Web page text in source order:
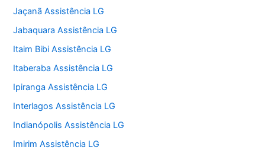
Jaçanã Assistência LG
Jabaquara Assistência LG
Itaim Bibi Assistência LG
Itaberaba Assistência LG
Ipiranga Assistência LG
Interlagos Assistência LG
Indianópolis Assistência LG
Imirim Assistência LG